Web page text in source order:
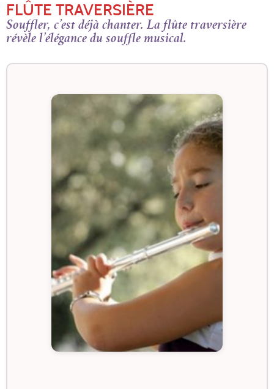
FLÛTE TRAVERSIÈRE
Souffler, c’est déjà chanter. La flûte traversière
révèle l’élégance du souffle musical.